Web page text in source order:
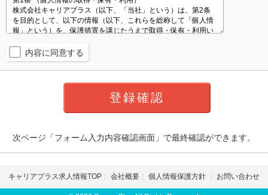
内容に同意する
次ページ「フォーム入力内容確認画面」で最終確認ができます。
キャリアプラス求人情報TOP 会社概要 個人情報保護方針 お問い合わせ